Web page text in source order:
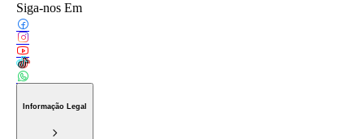
Siga-nos Em
Informação Legal